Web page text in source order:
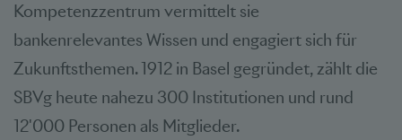
Kompetenzzentrum vermittelt sie
bankenrelevantes Wissen und engagiert sich für
Zukunftsthemen. 1912 in Basel gegründet, zählt die
SBVg heute nahezu 300 Institutionen und rund
12'000 Personen als Mitglieder.